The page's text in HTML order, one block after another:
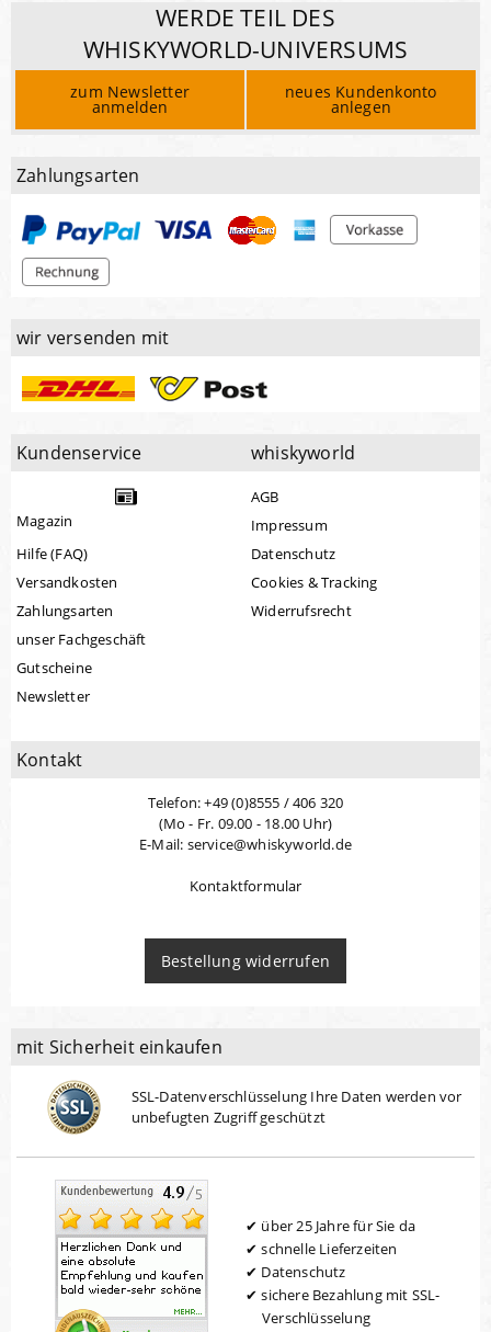
WERDE TEIL DES
WHISKYWORLD-UNIVERSUMS
zum Newsletter
anmelden
neues Kundenkonto
anlegen
Zahlungsarten
wir versenden mit
Kundenservice
Magazin
Hilfe (FAQ)
Versandkosten
Zahlungsarten
unser Fachgeschäft
Gutscheine
Newsletter
whiskyworld
AGB
Impressum
Datenschutz
Cookies & Tracking
Widerrufsrecht
Kontakt
Telefon: +49 (0)8555 / 406 320
(Mo - Fr. 09.00 - 18.00 Uhr)
E-Mail: service@whiskyworld.de
Kontaktformular
Bestellung widerrufen
mit Sicherheit einkaufen
SSL-Datenverschlüsselung Ihre Daten werden vor
unbefugten Zugriff geschützt
über 25 Jahre für Sie da
schnelle Lieferzeiten
Datenschutz
sichere Bezahlung mit SSL-
Verschlüsselung